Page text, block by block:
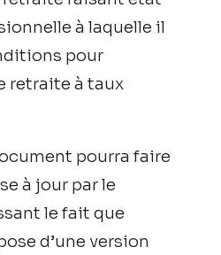
à laquelle il
pour
retraite à taux
pourra faire
à jour par le
le fait que
d’une version